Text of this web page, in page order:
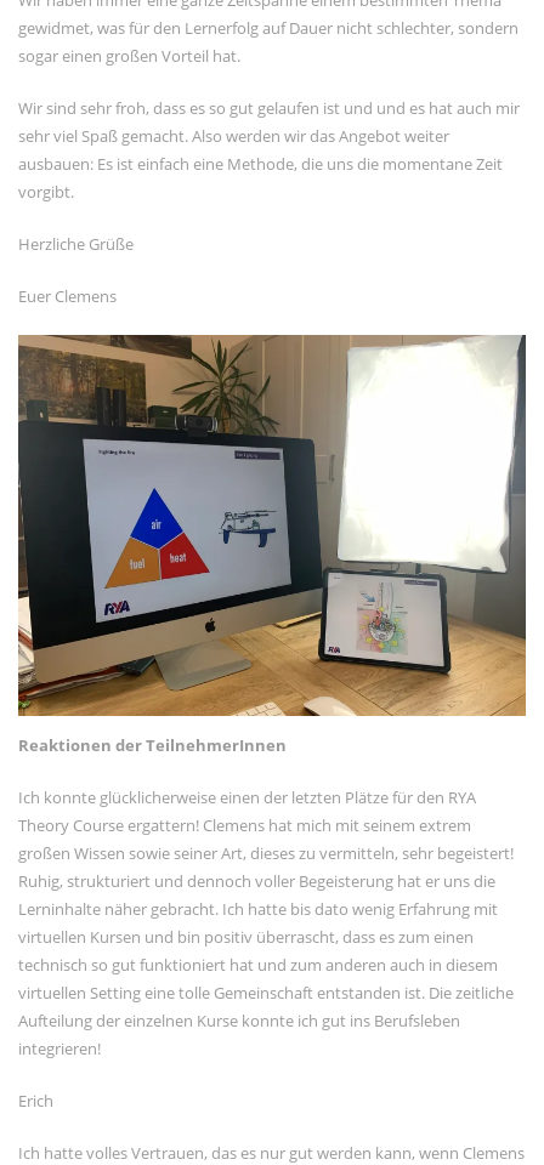
gewidmet, was für den Lernerfolg auf Dauer nicht schlechter, sondern
sogar einen großen Vorteil hat.
Wir sind sehr froh, dass es so gut gelaufen ist und und es hat auch mir
sehr viel Spaß gemacht. Also werden wir das Angebot weiter
ausbauen: Es ist einfach eine Methode, die uns die momentane Zeit
vorgibt.
Herzliche Grüße
Euer Clemens
Reaktionen der TeilnehmerInnen
Ich konnte glücklicherweise einen der letzten Plätze für den RYA
Theory Course ergattern! Clemens hat mich mit seinem extrem
großen Wissen sowie seiner Art, dieses zu vermitteln, sehr begeistert!
Ruhig, strukturiert und dennoch voller Begeisterung hat er uns die
Lerninhalte näher gebracht. Ich hatte bis dato wenig Erfahrung mit
virtuellen Kursen und bin positiv überrascht, dass es zum einen
technisch so gut funktioniert hat und zum anderen auch in diesem
virtuellen Setting eine tolle Gemeinschaft entstanden ist. Die zeitliche
Aufteilung der einzelnen Kurse konnte ich gut ins Berufsleben
integrieren!
Erich
Ich hatte volles Vertrauen, das es nur gut werden kann, wenn Clemens